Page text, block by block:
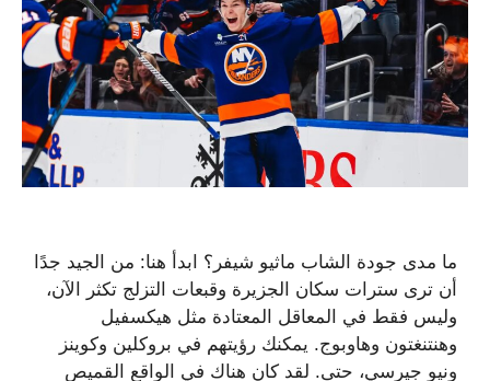
ما مدى جودة الشاب ماثيو شيفر؟ ابدأ هنا: من الجيد جدًا
أن ترى سترات سكان الجزيرة وقبعات التزلج تكثر الآن،
وليس فقط في المعاقل المعتادة مثل هيكسفيل
وهنتنغتون وهاوبوج. يمكنك رؤيتهم في بروكلين وكوينز
ونيو جيرسي، حتى. لقد كان هناك في الواقع القميص